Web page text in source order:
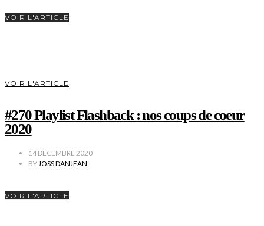
VOIR L'ARTICLE
VOIR L'ARTICLE
#270 Playlist Flashback : nos coups de coeur
2020
14 DÉCEMBRE 2020
BYJOSS DANJEAN
VOIR L'ARTICLE